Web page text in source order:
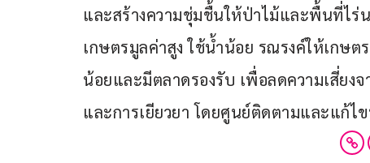
และสร้างความชุ่มชื้นให้ป่าไม้และพื้นที่ไร่
เกษตรมูลค่าสูง ใช้น้ำน้อย รณรงค์ให้เกษ
น้อยและมีตลาดรองรับ เพื่อลดความเสี่ย
และการเยียวยา โดยศูนย์ติดตามและแก้